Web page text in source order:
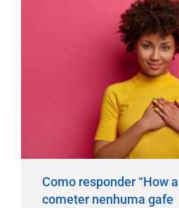
Como responder “How
cometer nenhuma gafe